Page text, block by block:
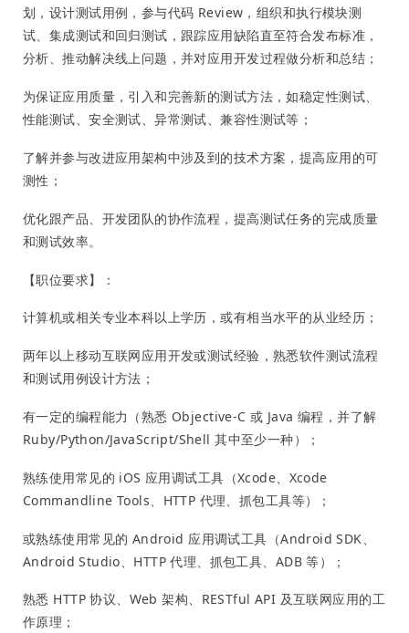
划，设计测试用例，参与代码 Review，组织和执行模块测
试、集成测试和回归测试，跟踪应用缺陷直至符合发布标准，
分析、推动解决线上问题，并对应用开发过程做分析和总结；
为保证应用质量，引入和完善新的测试方法，如稳定性测试、
性能测试、安全测试、异常测试、兼容性测试等；
了解并参与改进应用架构中涉及到的技术方案，提高应用的可
测性；
优化跟产品、开发团队的协作流程，提高测试任务的完成质量
和测试效率。
【职位要求】：
计算机或相关专业本科以上学历，或有相当水平的从业经历；
两年以上移动互联网应用开发或测试经验，熟悉软件测试流程
和测试用例设计方法；
有一定的编程能力（熟悉 Objective-C 或 Java 编程，并了解
Ruby/Python/JavaScript/Shell 其中至少一种）；
熟练使用常见的 iOS 应用调试工具（Xcode、Xcode
Commandline Tools、HTTP 代理、抓包工具等）；
或熟练使用常见的 Android 应用调试工具（Android SDK、
Android Studio、HTTP 代理、抓包工具、ADB 等）；
熟悉 HTTP 协议、Web 架构、RESTful API 及互联网应用的工
作原理；